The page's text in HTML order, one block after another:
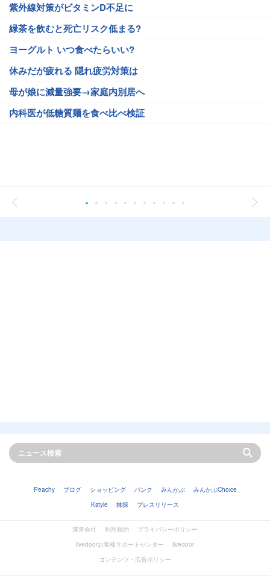
紫外線対策がビタミンD不足に
緑茶を飲むと死亡リスク低まる?
ヨーグルト いつ食べたらいい?
休みだが疲れる 隠れ疲労対策は
母が娘に減量強要→家庭内別居へ
内科医が低糖質麺を食べ比べ検証
Peachy ブログ ショッピング バンク みんかぶ
みんかぶChoice
Kstyle
株探 プレスリリース
運営会社 利用規約
プライバシーポリシー
livedoorお客様サポートセンター
livedoor
コンテンツ・広告ポリシー